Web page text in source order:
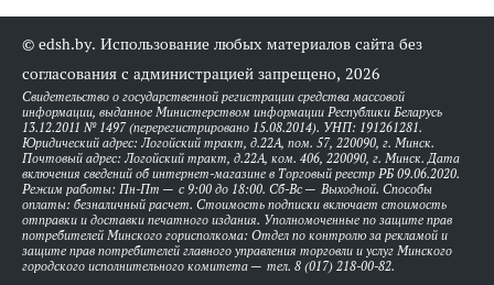
© edsh.by. Использование любых материалов сайта без
согласования с администрацией запрещено, 2026
Свидетельство о государственной регистрации средства массовой
информации, выданное Министерством информации Республики Беларусь
13.12.2011 № 1497 (перерегистрировано 15.08.2014). УНП: 191261281.
Юридический адрес: Логойский тракт, д.22А, пом. 57, 220090, г. Минск.
Почтовый адрес: Логойский тракт, д.22А, ком. 406, 220090, г. Минск. Дата
включения сведений об интернет-магазине в Торговый реестр РБ 09.06.2020.
Режим работы: Пн-Пт — с 9:00 до 18:00. Сб-Вс — Выходной. Способы
оплаты: безналичный расчет. Стоимость подписки включает стоимость
отправки и доставки печатного издания. Уполномоченные по защите прав
потребителей Минского горисполкома: Отдел по контролю за рекламой и
защите прав потребителей главного управления торговли и услуг Минского
городского исполнительного комитета — тел. 8 (017) 218-00-82.